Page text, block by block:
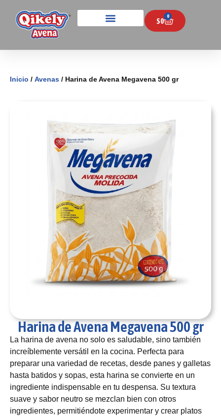
$0
0
Inicio / Avenas / Harina de Avena Megavena 500 gr
Harina de Avena Megavena 500 gr
La harina de avena no solo es saludable, sino también
increíblemente versátil en la cocina. Perfecta para
preparar una variedad de recetas, desde panes y galletas
hasta batidos y sopas, esta harina se convierte en un
ingrediente indispensable en tu despensa. Su textura
suave y sabor neutro se mezclan bien con otros
ingredientes, permitiéndote experimentar y crear platos